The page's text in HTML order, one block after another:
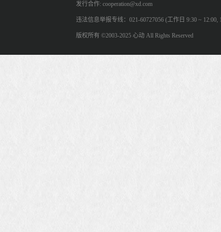
发行合作: cooperation@xd.com
违法信息举报专线：021-60727056 (工作日 9:30 ~ 12:00,
版权所有 ©2003-2025 心动 All Rights Reserved